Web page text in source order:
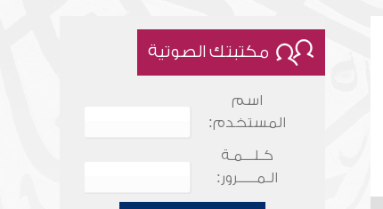
مكتبتك الصوتية
اسم
المستخدم:
كـلـــمـة
الـمـــــرور: